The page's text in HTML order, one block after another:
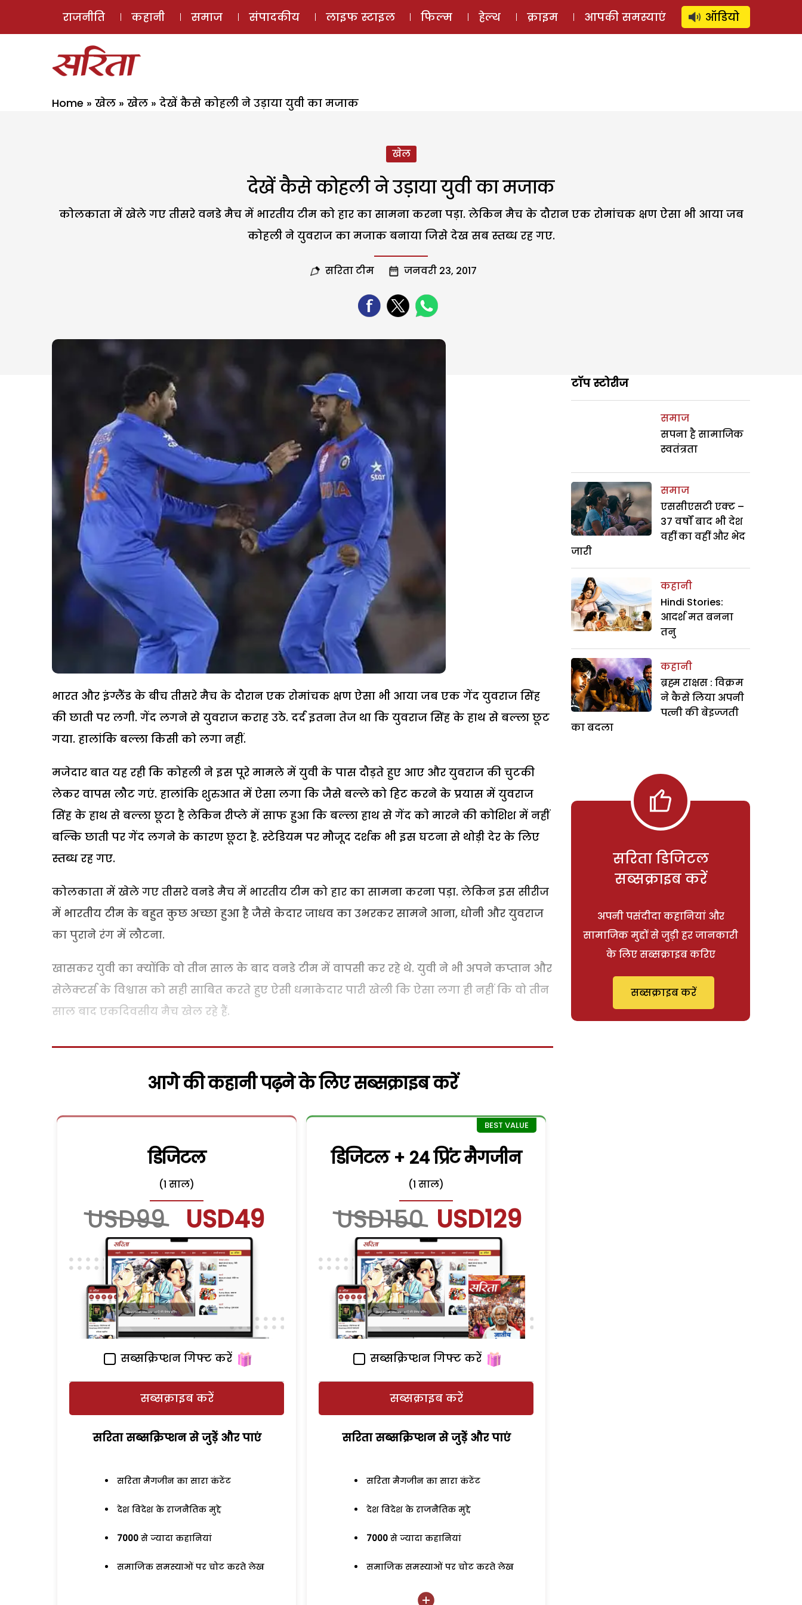
ई-मैगज़ीन ऑडियो स्टोरी लॉग इन ⚲ SUBSCRIBE
राजनीति कहानी समाज संपादकीय लाइफ स्टाइल फिल्म हेल्थ क्राइम आपकी समस्याएं ऑडियो
Home » खेल » खेल » देखें कैसे कोहली ने उड़ाया युवी का मजाक
खेल
देखें कैसे कोहली ने उड़ाया युवी का मजाक
कोलकाता में खेले गए तीसरे वनडे मैच में भारतीय टीम को हार का सामना करना पड़ा. लेकिन मैच के दौरान एक रोमांचक क्षण ऐसा भी आया जब
कोहली ने युवराज का मजाक बनाया जिसे देख सब स्तब्ध रह गए.
सरिता टीम जनवरी 23, 2017
भारत और इंग्लैंड के बीच तीसरे मैच के दौरान एक रोमांचक क्षण ऐसा भी आया जब एक गेंद युवराज सिंह
की छाती पर लगी. गेंद लगने से युवराज कराह उठे. दर्द इतना तेज था कि युवराज सिंह के हाथ से बल्ला छूट
गया. हालांकि बल्ला किसी को लगा नहीं.
मजेदार बात यह रही कि कोहली ने इस पूरे मामले में युवी के पास दौड़ते हुए आए और युवराज की चुटकी
लेकर वापस लौट गएं. हालांकि शुरुआत में ऐसा लगा कि जैसे बल्ले को हिट करने के प्रयास में युवराज
सिंह के हाथ से बल्ला छूटा है लेकिन रीप्ले में साफ हुआ कि बल्ला हाथ से गेंद को मारने की कोशिश में नहीं
बल्कि छाती पर गेंद लगने के कारण छूटा है. स्टेडियम पर मौजूद दर्शक भी इस घटना से थोड़ी देर के लिए
स्तब्ध रह गए.
कोलकाता में खेले गए तीसरे वनडे मैच में भारतीय टीम को हार का सामना करना पड़ा. लेकिन इस सीरीज
में भारतीय टीम के बहुत कुछ अच्छा हुआ है जैसे केदार जाधव का उभरकर सामने आना, धोनी और युवराज
का पुराने रंग में लौटना.
खासकर युवी का क्योंकि वो तीन साल के बाद वनडे टीम में वापसी कर रहे थे. युवी ने भी अपने कप्तान और
सेलेक्टर्स के विश्वास को सही साबित करते हुए ऐसी धमाकेदार पारी खेली कि ऐसा लगा ही नहीं कि वो तीन
साल बाद एकदिवसीय मैच खेल रहे हैं.
आगे की कहानी पढ़ने के लिए सब्सक्राइब करें
डिजिटल
(1 साल)
USD99 USD49
सब्सक्रिप्शन गिफ्ट करें
सब्सक्राइब करें
सरिता सब्सक्रिप्शन से जुड़ेें और पाएं
सरिता मैगजीन का सारा कंटेंट
देश विदेश के राजनैतिक मुद्दे
7000 से ज्यादा कहानियां
समाजिक समस्याओं पर चोट करते लेख
डिजिटल + 24 प्रिंट मैगजीन
(1 साल)
USD150 USD129
सब्सक्रिप्शन गिफ्ट करें
सब्सक्राइब करें
सरिता सब्सक्रिप्शन से जुड़ेें और पाएं
सरिता मैगजीन का सारा कंटेंट
देश विदेश के राजनैतिक मुद्दे
7000 से ज्यादा कहानियां
समाजिक समस्याओं पर चोट करते लेख
टॉप स्टोरीज
समाज
सपना है सामाजिक
स्वतंत्रता
समाज
एससीएसटी एक्ट –
37 वर्षों बाद भी देश
वहीं का वहीं और भेद
जारी
कहानी
Hindi Stories:
आदर्श मत बनना
तनु
कहानी
ब्रह्म राक्षस : विक्रम
ने कैसे लिया अपनी
पत्नी की बेइज्जती
का बदला
सरिता डिजिटल
सब्सक्राइब करें
अपनी पसंदीदा कहानियां और
सामाजिक मुद्दों से जुड़ी हर जानकारी
के लिए सब्सक्राइब करिए
सब्सक्राइब करें